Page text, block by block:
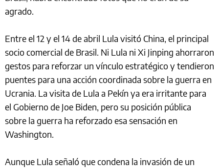
agrado.
Entre el 12 y el 14 de abril Lula visitó China, el principal
socio comercial de Brasil. Ni Lula ni Xi Jinping ahorraron
gestos para reforzar un vínculo estratégico y tendieron
puentes para una acción coordinada sobre la guerra en
Ucrania. La visita de Lula a Pekín ya era irritante para
el Gobierno de Joe Biden, pero su posición pública
sobre la guerra ha reforzado esa sensación en
Washington.
Aunque Lula señaló que condena la invasión de un